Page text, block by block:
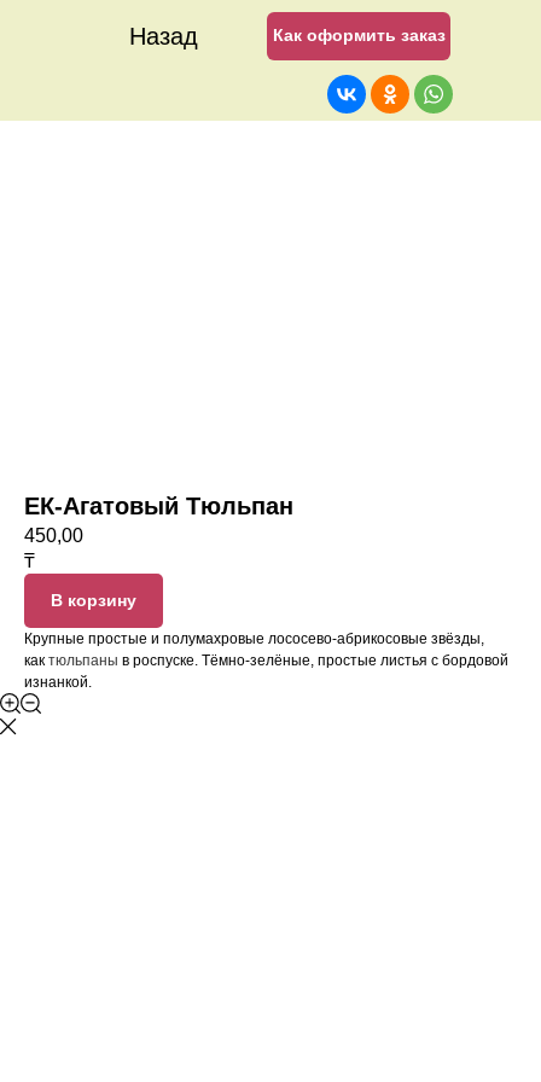
Назад Как оформить заказ
ЕК-Агатовый Тюльпан
450,00
₸
В корзину
Крупные простые и полумахровые лососево-абрикосовые звёзды,
как тюльпаны в роспуске. Тёмно-зелёные, простые листья с бордовой
изнанкой.